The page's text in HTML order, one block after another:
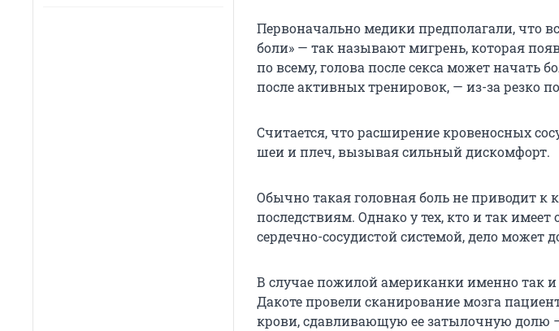
Первоначально медики предполагали, что
боли» — так называют мигрень, которая
по всему, голова после секса может начать
после активных тренировок, — из-за резко
Считается, что расширение кровеносных
шеи и плеч, вызывая сильный дискомфорт.
Обычно такая головная боль не приводит к
последствиям. Однако у тех, кто и так
сердечно-сосудистой системой, дело может
В случае пожилой американки именно так
Дакоте провели сканирование мозга
крови, сдавливающую ее затылочную долю